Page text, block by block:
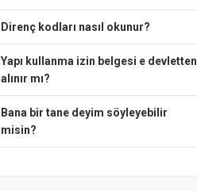
Direnç kodları nasıl okunur?
Yapı kullanma izin belgesi e devletten
alınır mı?
Bana bir tane deyim söyleyebilir
misin?